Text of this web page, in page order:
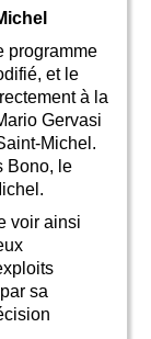
programme
et le
à la
Gervasi
Michel.
Bono, le
voir ainsi
sa